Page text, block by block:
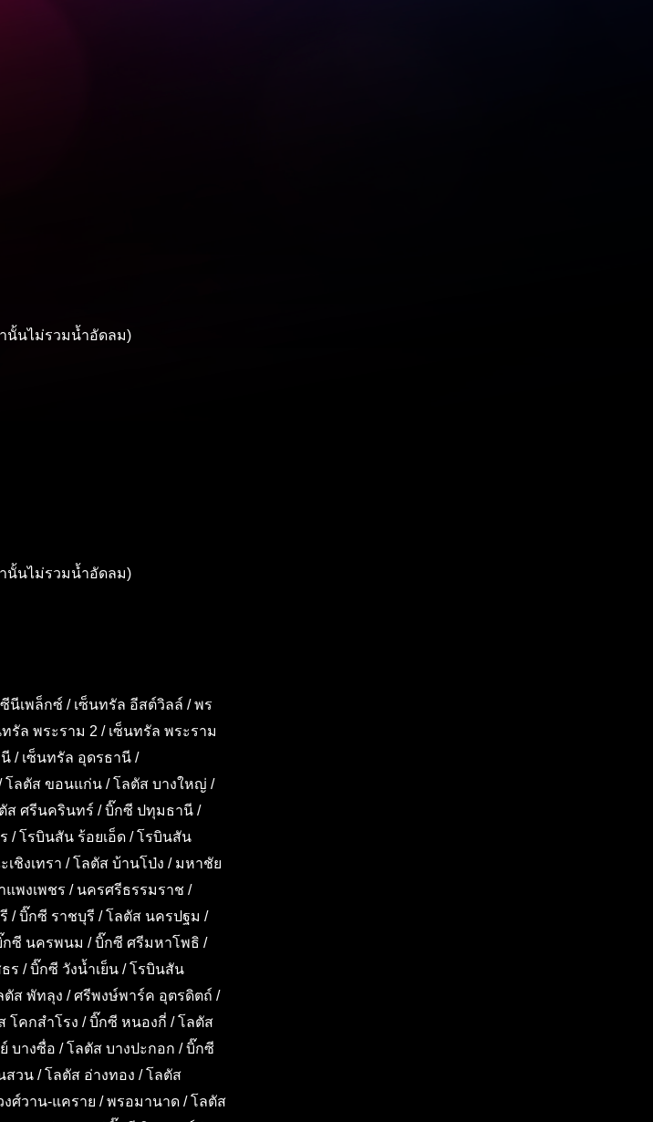
นั้นไม่รวมน้ำอัดลม)
นั้นไม่รวมน้ำอัดลม)
นีเพล็กซ์ / เซ็นทรัล อีสต์วิลล์ / พร
รัล พระราม 2 / เซ็นทรัล พระราม
/ เซ็นทรัล อุดรธานี /
โลตัส ขอนแก่น / โลตัส บางใหญ่ /
ส ศรีนครินทร์ / บิ๊กซี ปทุมธานี /
/ โรบินสัน ร้อยเอ็ด / โรบินสัน
ชิงเทรา / โลตัส บ้านโป่ง / มหาชัย
พงเพชร / นครศรีธรรมราช /
/ บิ๊กซี ราชบุรี / โลตัส นครปฐม /
กซี นครพนม / บิ๊กซี ศรีมหาโพธิ /
/ บิ๊กซี วังน้ำเย็น / โรบินสัน
ตัส พัทลุง / ศรีพงษ์พาร์ค อุตรดิตถ์ /
โคกสำโรง / บิ๊กซี หนองกี่ / โลตัส
บางซื่อ / โลตัส บางปะกอก / บิ๊กซี
วน / โลตัส อ่างทอง / โลตัส
งศ์วาน-แคราย / พรอมานาด / โลตัส